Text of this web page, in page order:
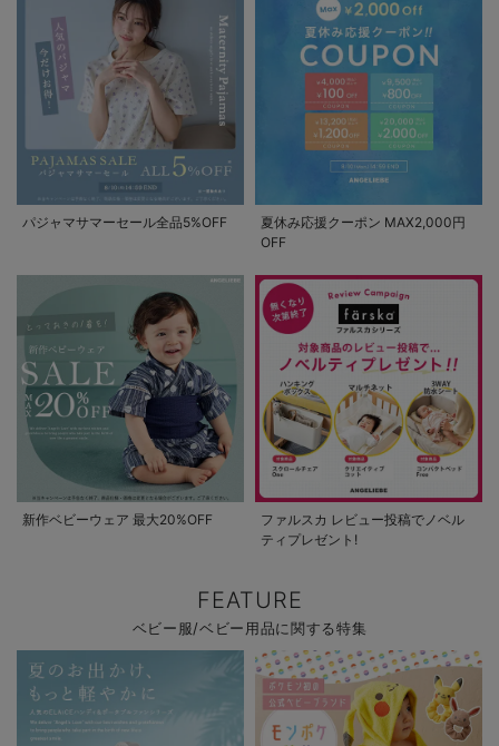
パジャマサマーセール全品5%OFF
夏休み応援クーポン MAX2,000円
OFF
新作ベビーウェア 最大20%OFF
ファルスカ レビュー投稿でノベル
ティプレゼント!
FEATURE
ベビー服/ベビー用品に関する特集